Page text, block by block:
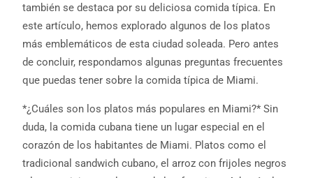
también se destaca por su deliciosa comida típica. En
este artículo, hemos explorado algunos de los platos
más emblemáticos de esta ciudad soleada. Pero antes
de concluir, respondamos algunas preguntas frecuentes
que puedas tener sobre la comida típica de Miami.
*¿Cuáles son los platos más populares en Miami?* Sin
duda, la comida cubana tiene un lugar especial en el
corazón de los habitantes de Miami. Platos como el
tradicional sandwich cubano, el arroz con frijoles negros